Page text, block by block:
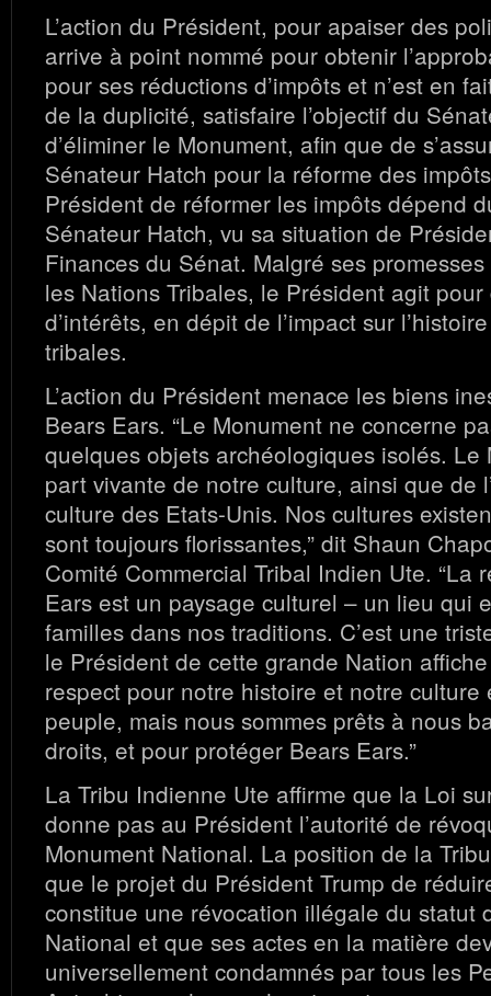
L’action du Président, pour apaiser des
arrive à point nommé pour obtenir
pour ses réductions d’impôts et n’est en
de la duplicité, satisfaire l’objectif du
d’éliminer le Monument, afin que de
Sénateur Hatch pour la réforme des
Président de réformer les impôts dépend
Sénateur Hatch, vu sa situation de
Finances du Sénat. Malgré ses
les Nations Tribales, le Président agit
d’intérêts, en dépit de l’impact sur
tribales.
L’action du Président menace les biens
Bears Ears. “Le Monument ne concerne
quelques objets archéologiques isolés. Le
part vivante de notre culture, ainsi que de
culture des Etats-Unis. Nos cultures
sont toujours florissantes,” dit Shaun
Comité Commercial Tribal Indien Ute. “La
Ears est un paysage culturel – un lieu qui
familles dans nos traditions. C’est une
le Président de cette grande Nation
respect pour notre histoire et notre culture
peuple, mais nous sommes prêts à nous
droits, et pour protéger Bears Ears.”
La Tribu Indienne Ute affirme que la Loi
donne pas au Président l’autorité de
Monument National. La position de la
que le projet du Président Trump de
constitue une révocation illégale du statut
National et que ses actes en la matière
universellement condamnés par tous les